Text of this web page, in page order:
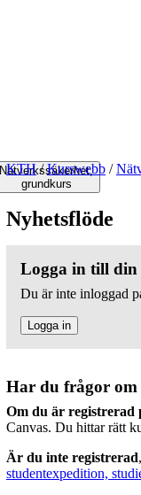
Nätverkssäkerhet,
grundkurs
KTH / Kurswebb /
Nyhetsflöde
Logga in till din
Du är inte inloggad
Logga in
Har du frågor om
Om du är registrerad
Canvas. Du hittar rätt
Är du inte registrerad
studentexpedition,